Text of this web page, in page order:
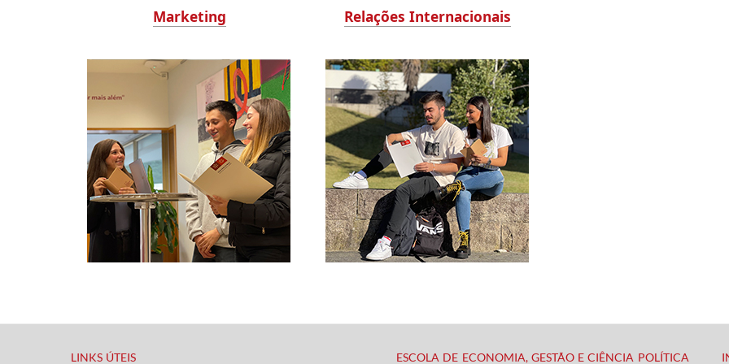
Marketing Relações Internacionais
LINKS ÚTEIS​ ESCOLA DE ECONOMIA, GESTÃO E CIÊNCIA POLÍTICA